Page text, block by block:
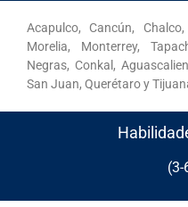
Acapulco, Cancún,
Morelia, Monterrey,
Negras, Conkal,
San Juan, Querétaro y